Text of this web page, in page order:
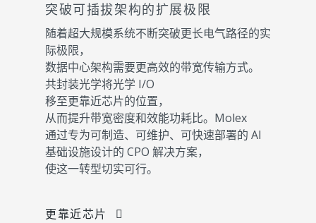
突破可插拔架构的扩展极限
随着超大规模系统不断突破更长电气路径的实
际极限，
数据中心架构需要更高效的带宽传输方式。
共封装光学将光学 I/O
移至更靠近芯片的位置，
从而提升带宽密度和效能功耗比。Molex
通过专为可制造、可维护、可快速部署的 AI
基础设施设计的 CPO 解决方案，
使这一转型切实可行。
更靠近芯片